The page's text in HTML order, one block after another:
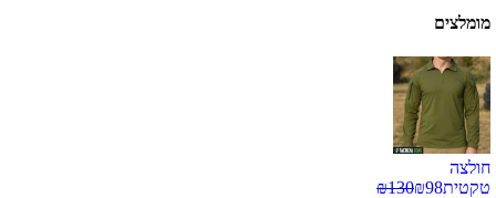
מומלצים
חולצה
טקטית
₪98
₪130